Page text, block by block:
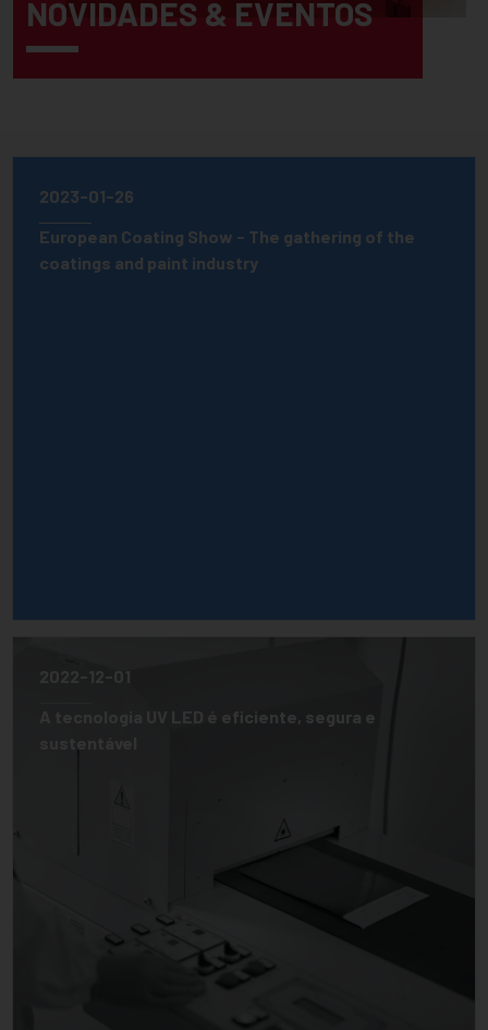
NOVIDADES & EVENTOS
2023-01-26
European Coating Show - The gathering of the
coatings and paint industry
2022-12-01
A tecnologia UV LED é eficiente, segura e